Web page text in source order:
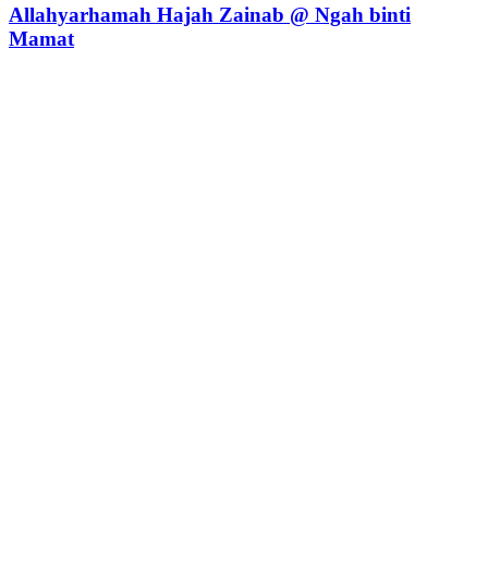
Allahyarhamah Hajah Zainab @ Ngah binti
Mamat